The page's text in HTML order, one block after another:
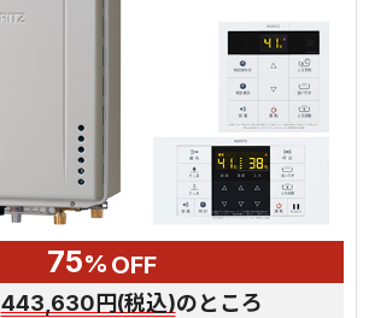
75% OFF
443,630円(税込)のところ